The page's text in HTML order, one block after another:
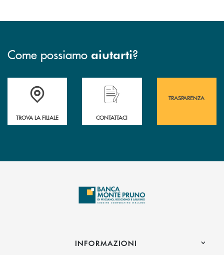
Come possiamo aiutarti?
Accedi all' elenco completo&nbsp; delle&nbsp; filiali&nbsp; di Banca
TROVA LA FILIALE
Hai bisogno di assistenza immediata?
CONTATTACI
TRASPARENZA
INFORMAZIONI